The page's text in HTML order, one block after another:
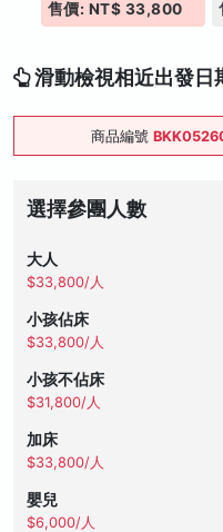
售價: NT$ 33,800
滑動檢視相近出發日
商品編號
選擇參團人數
大人
$33,800/人
小孩佔床
$33,800/人
小孩不佔床
$31,800/人
加床
$33,800/人
嬰兒
$6,000/人